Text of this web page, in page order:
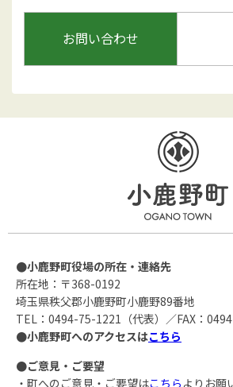
お問い合わせ
●小鹿野町役場の所在・連絡先
所在地：〒368-0192
埼玉県秩父郡小鹿野町小鹿野89番地
TEL：0494-75-1221（代表）／FAX：
●小鹿野町へのアクセスはこちら
●ご意見・ご要望
・町へのご意見・ご要望はこちら よりお願